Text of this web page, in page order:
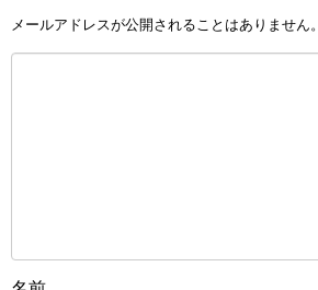
メールアドレスが公開されることはありません。